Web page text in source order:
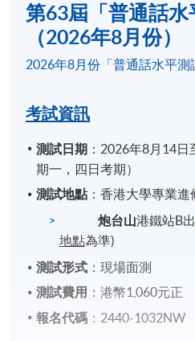
第63屆「普通話水
（2026年8月份）
2026年8月份「普通話水平測
考試資訊
測試日期 ：2026年8月14
期一，四日考期）
測試地點 ：香港大學專業
炮台山港鐵站B
地點為準)
測試形式 ：現場面測
測試費用 ：港幣1,060元正
報名代碼 ：2440-1032NW